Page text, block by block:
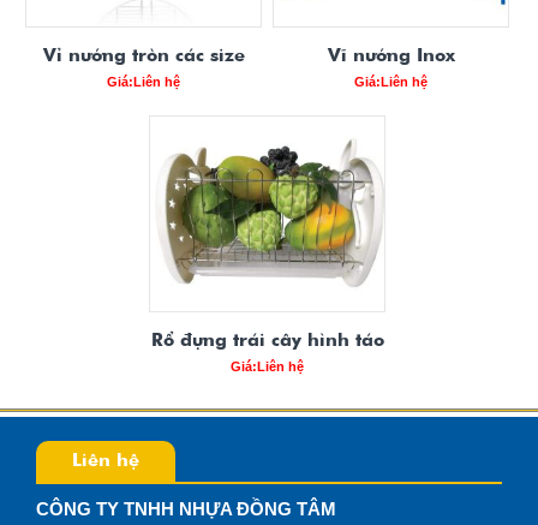
Vỉ nướng tròn các size
Giá:Liên hệ
Vĩ nướng Inox
Giá:Liên hệ
Rổ đựng trái cây hình táo
Giá:Liên hệ
Liên hệ
CÔNG TY TNHH NHỰA ĐỒNG TÂM